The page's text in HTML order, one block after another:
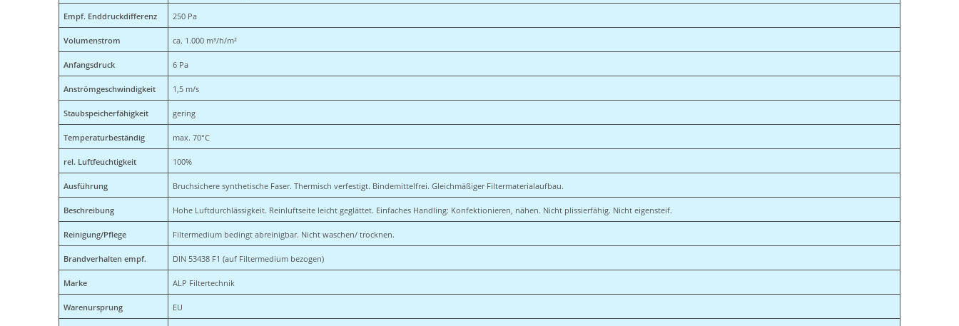
Empf. Enddruckdifferenz 250 Pa
Volumenstrom ca. 1.000 m³/h/m²
Anfangsdruck 6 Pa
Anströmgeschwindigkeit 1,5 m/s
Staubspeicherfähigkeit gering
Temperaturbeständig max. 70°C
rel. Luftfeuchtigkeit 100%
Ausführung Bruchsichere synthetische Faser. Thermisch verfestigt. Bindemittelfrei. Gleichmäßiger Filtermaterialaufbau.
Beschreibung Hohe Luftdurchlässigkeit. Reinluftseite leicht geglättet. Einfaches Handling: Konfektionieren, nähen. Nicht plissierfähig. Nicht eigensteif.
Reinigung/Pflege Filtermedium bedingt abreinigbar. Nicht waschen/ trocknen.
Brandverhalten empf. DIN 53438 F1 (auf Filtermedium bezogen)
Marke ALP Filtertechnik
Warenursprung EU